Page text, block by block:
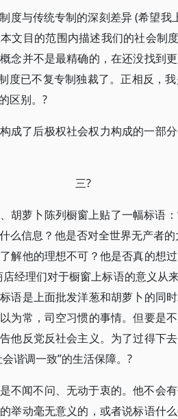
度与传统专制的深刻差异 (希望
文目的范围内描述我们的社会制
念并不是最精确的，在还没找到
度已不复专制独裁了。正相反，
区别。?
成了后极权社会权力构成的一部
?
胡萝卜陈列橱窗上贴了一幅标语
么信息？他是否对全世界无产者
解他的理想不可？他是否真的想
经理们对于橱窗上标语的意义从
语是上面批发洋葱和胡萝卜的同
为常，司空习惯的事情。但要是
他反党反社会主义。为了过得下
谐调一致”的生活保障。?
不闻不问、无动于衷的。他不会
举动毫无意义的，或者说标语什